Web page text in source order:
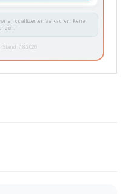
an qualifizierten Verkäufen. Keine
dich.
Stand: 7.8.2026